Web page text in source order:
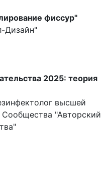
фиссур"
Дизайн"
2025: теория
высшей
"Авторский